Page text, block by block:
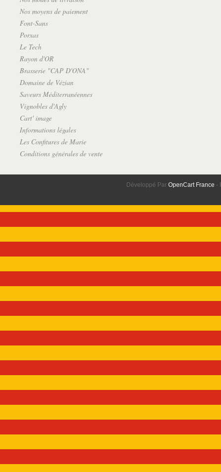
Nos moyens de paiement
Font-Sans
Porxas
Le Tech
Rayon d'OR
Brasserie "CAP D'ONA"
Domaine de Vézian
Saveurs Méditerranéennes
Vignobles d'Agly
Cart' image
Informations légales
Les Confitures de Marie
Conditions générales de vente
Développé Par OpenCart France -